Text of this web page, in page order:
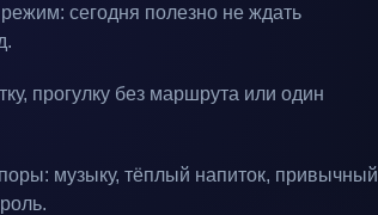
сегодня полезно не ждать
прогулку без маршрута или один
музыку, тёплый напиток, привычный